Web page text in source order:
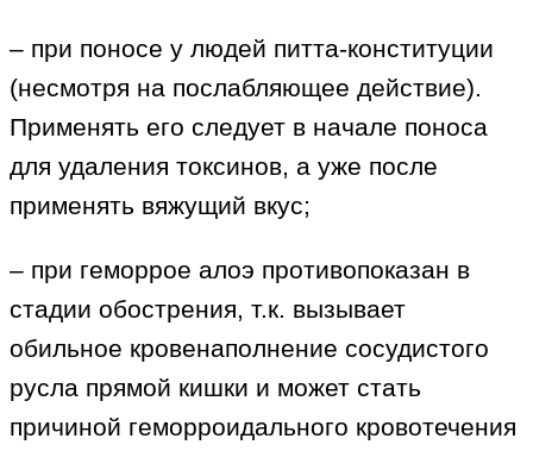
– при поносе у людей питта-конституции
(несмотря на послабляющее действие).
Применять его следует в начале поноса
для удаления токсинов, а уже после
применять вяжущий вкус;
– при геморрое алоэ противопоказан в
стадии обострения, т.к. вызывает
обильное кровенаполнение сосудистого
русла прямой кишки и может стать
причиной геморроидального кровотечения